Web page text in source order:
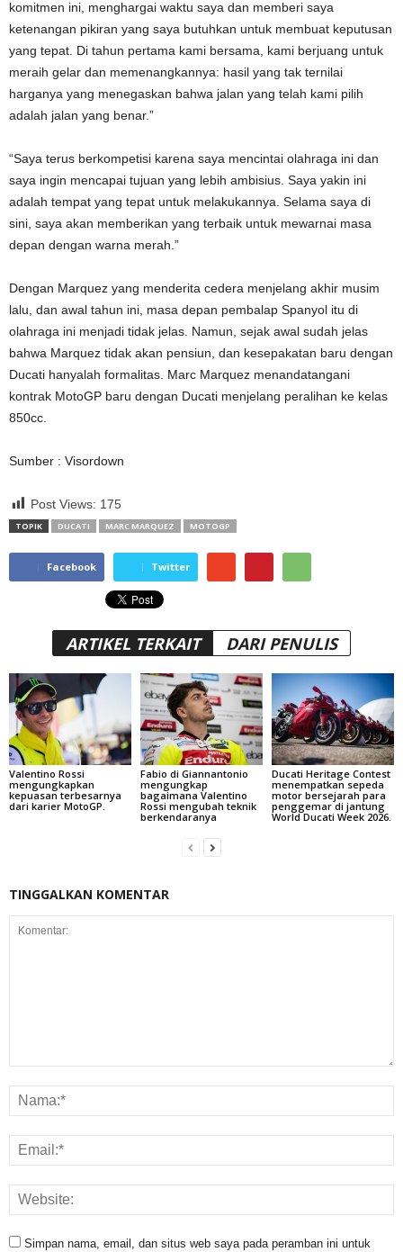
komitmen ini, menghargai waktu saya dan memberi saya
ketenangan pikiran yang saya butuhkan untuk membuat keputusan
yang tepat. Di tahun pertama kami bersama, kami berjuang untuk
meraih gelar dan memenangkannya: hasil yang tak ternilai
harganya yang menegaskan bahwa jalan yang telah kami pilih
adalah jalan yang benar.”
“Saya terus berkompetisi karena saya mencintai olahraga ini dan
saya ingin mencapai tujuan yang lebih ambisius. Saya yakin ini
adalah tempat yang tepat untuk melakukannya. Selama saya di
sini, saya akan memberikan yang terbaik untuk mewarnai masa
depan dengan warna merah.”
Dengan Marquez yang menderita cedera menjelang akhir musim
lalu, dan awal tahun ini, masa depan pembalap Spanyol itu di
olahraga ini menjadi tidak jelas. Namun, sejak awal sudah jelas
bahwa Marquez tidak akan pensiun, dan kesepakatan baru dengan
Ducati hanyalah formalitas. Marc Marquez menandatangani
kontrak MotoGP baru dengan Ducati menjelang peralihan ke kelas
850cc.
Sumber : Visordown
Post Views: 175
TOPIK DUCATI MARC MARQUEZ MOTOGP
Facebook Twitter
ARTIKEL TERKAIT DARI PENULIS
Valentino Rossi
mengungkapkan
kepuasan terbesarnya
dari karier MotoGP.
Fabio di Giannantonio
mengungkap
bagaimana Valentino
Rossi mengubah teknik
berkendaranya
Ducati Heritage Contest
menempatkan sepeda
motor bersejarah para
penggemar di jantung
World Ducati Week 2026.
TINGGALKAN KOMENTAR
Simpan nama, email, dan situs web saya pada peramban ini untuk